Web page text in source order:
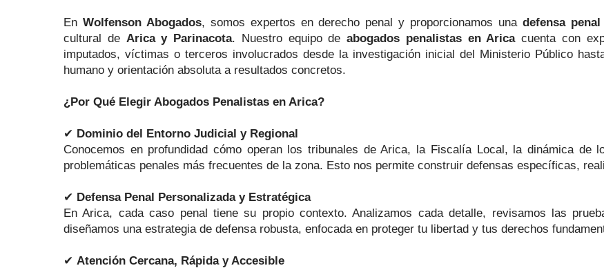
En Wolfenson Abogados, somos expertos en derecho penal y proporcionamos una defensa
cultural de Arica y Parinacota. Nuestro equipo de abogados penalistas en Aricacuenta con
imputados, víctimas o terceros involucrados desde la investigación inicial del Ministerio Público
humano y orientación absoluta a resultados concretos.
¿Por Qué Elegir Abogados Penalistas en Arica?
✔ Dominio del Entorno Judicial y Regional
Conocemos en profundidad cómo operan los tribunales de Arica, la Fiscalía Local, la dinámica de
problemáticas penales más frecuentes de la zona. Esto nos permite construir defensas específicas,
✔ Defensa Penal Personalizada y Estratégica
En Arica, cada caso penal tiene su propio contexto. Analizamos cada detalle, revisamos las
diseñamos una estrategia de defensa robusta, enfocada en proteger tu libertad y tus derechos
✔ Atención Cercana, Rápida y Accesible